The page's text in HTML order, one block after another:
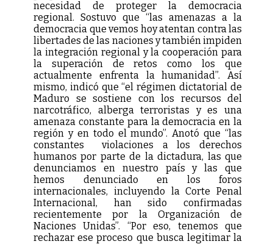
necesidad de proteger la democracia
regional. Sostuvo que “las amenazas a la
democracia que vemos hoy atentan contra las
libertades de las naciones y también impiden
la integración regional y la cooperación para
la superación de retos como los que
actualmente enfrenta la humanidad”. Así
mismo, indicó que “el régimen dictatorial de
Maduro se sostiene con los recursos del
narcotráfico, alberga terroristas y es una
amenaza constante para la democracia en la
región y en todo el mundo”. Anotó que “las
constantes violaciones a los derechos
humanos por parte de la dictadura, las que
denunciamos en nuestro país y las que
hemos denunciado en los foros
internacionales, incluyendo la Corte Penal
Internacional, han sido confirmadas
recientemente por la Organización de
Naciones Unidas”. “Por eso, tenemos que
rechazar ese proceso que busca legitimar la